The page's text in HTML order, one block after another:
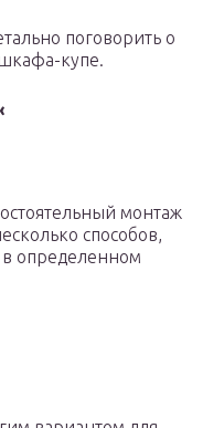
поговорить о
купе.
монтаж
способов,
определенном